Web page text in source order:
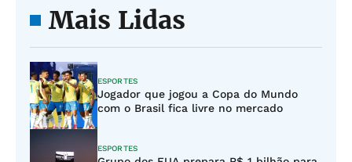
Mais Lidas
ESPORTES
Jogador que jogou a Copa do Mundo
com o Brasil fica livre no mercado
ESPORTES